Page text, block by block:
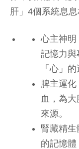
肝」4個系統息息
心主神明
記憶力與
「心」
脾主運
血，為
來源。
腎藏精生
的記憶體